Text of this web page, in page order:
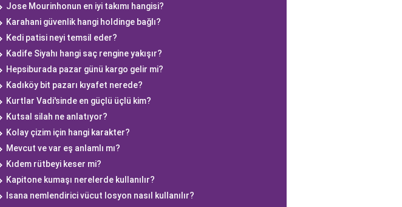
Jose Mourinhonun en iyi takımı hangisi?
Karahani güvenlik hangi holdinge bağlı?
Kedi patisi neyi temsil eder?
Kadife Siyahı hangi saç rengine yakışır?
Hepsiburada pazar günü kargo gelir mi?
Kadıköy bit pazarı kıyafet nerede?
Kurtlar Vadi'sinde en güçlü üçlü kim?
Kutsal silah ne anlatıyor?
Kolay çizim için hangi karakter?
Mevcut ve var eş anlamlı mı?
Kıdem rütbeyi keser mi?
Kapitone kumaşı nerelerde kullanılır?
Isana nemlendirici vücut losyon nasıl kullanılır?